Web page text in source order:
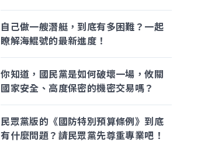
自己做一艘潛艇，到底有多困難？一起
瞭解海鯤號的最新進度！
你知道，國民黨是如何破壞一場，攸關
國家安全、高度保密的機密交易嗎？
民眾黨版的《國防特別預算條例》到底
有什麼問題？請民眾黨先尊重專業吧！